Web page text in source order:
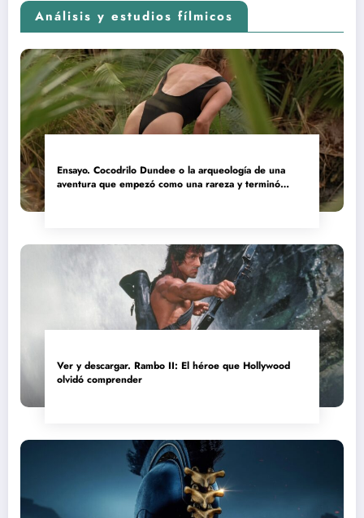
Análisis y estudios fílmicos
Ensayo. Cocodrilo Dundee o la arqueología de una
aventura que empezó como una rareza y terminó
Ver y descargar. Rambo II: El héroe que Hollywood
olvidó comprender